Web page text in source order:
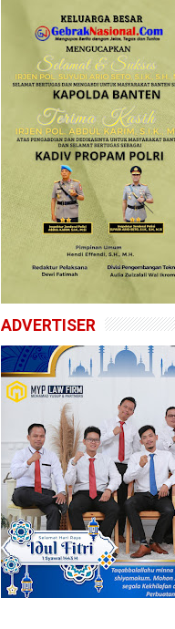
ADVERTISER